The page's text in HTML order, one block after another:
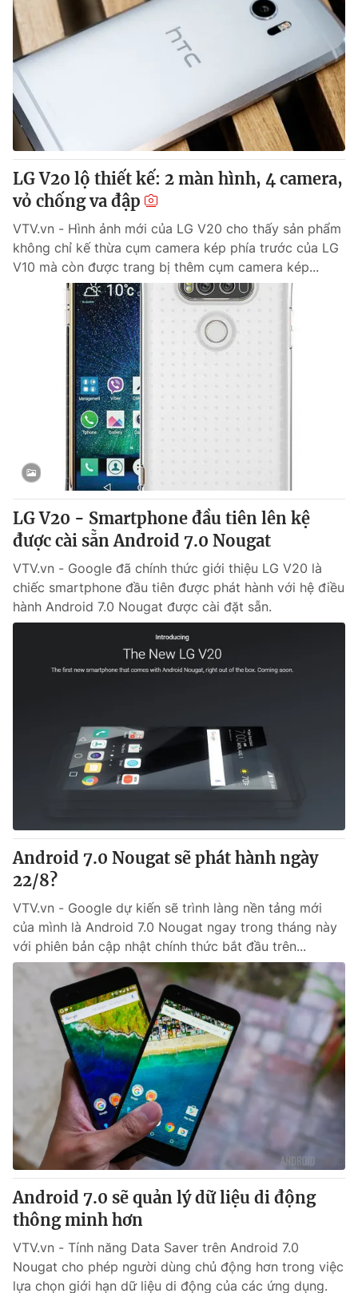
LG V20 lộ thiết kế: 2 màn hình, 4 camera,
vỏ chống va đập
VTV.vn - Hình ảnh mới của LG V20 cho thấy sản phẩm
không chỉ kế thừa cụm camera kép phía trước của LG
V10 mà còn được trang bị thêm cụm camera kép...
LG V20 - Smartphone đầu tiên lên kệ
được cài sẵn Android 7.0 Nougat
VTV.vn - Google đã chính thức giới thiệu LG V20 là
chiếc smartphone đầu tiên được phát hành với hệ điều
hành Android 7.0 Nougat được cài đặt sẵn.
Android 7.0 Nougat sẽ phát hành ngày
22/8?
VTV.vn - Google dự kiến sẽ trình làng nền tảng mới
của mình là Android 7.0 Nougat ngay trong tháng này
với phiên bản cập nhật chính thức bắt đầu trên...
Android 7.0 sẽ quản lý dữ liệu di động
thông minh hơn
VTV.vn - Tính năng Data Saver trên Android 7.0
Nougat cho phép người dùng chủ động hơn trong việc
lựa chọn giới hạn dữ liệu di động của các ứng dụng.